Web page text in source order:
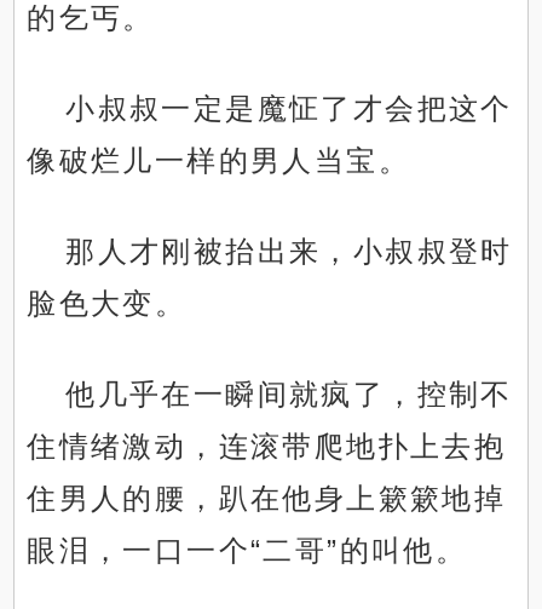
的乞丐。
小叔叔一定是魔怔了才会把这个
像破烂儿一样的男人当宝。
那人才刚被抬出来，小叔叔登时
脸色大变。
他几乎在一瞬间就疯了，控制不
住情绪激动，连滚带爬地扑上去抱
住男人的腰，趴在他身上簌簌地掉
眼泪，一口一个“二哥”的叫他。